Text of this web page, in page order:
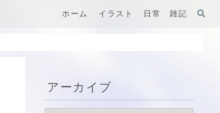
ホーム イラスト 日常 雑記
アーカイブ